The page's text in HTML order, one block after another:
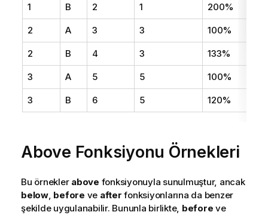
1 B 2 1 200%
2 A 3 3 100%
2 B 4 3 133%
3 A 5 5 100%
3 B 6 5 120%
Above Fonksiyonu Örnekleri
Bu örnekler above fonksiyonuyla sunulmuştur, ancak
below, before ve after fonksiyonlarına da benzer
şekilde uygulanabilir. Bununla birlikte, before ve